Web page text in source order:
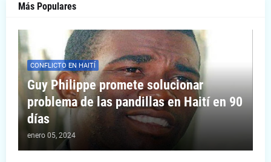
Más Populares
CONFLICTO EN HAITÍ
Guy Philippe promete solucionar
problema de las pandillas en Haití en 90
días
enero 05, 2024